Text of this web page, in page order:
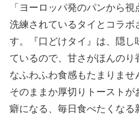
「ヨーロッパ発のパンから
洗練されているタイとコラ
す。『口どけタイ』は、隠
ているので、甘さがほんのり
なふわふわ食感もたまりま
そのままか厚切りトースト
癖になる、毎日食べたくな